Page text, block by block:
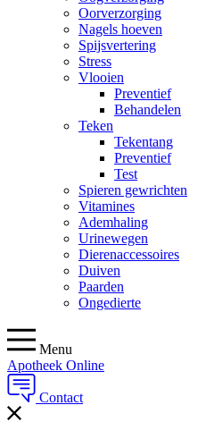
Oorverzorging
Nagels hoeven
Spijsvertering
Stress
Vlooien
Preventief
Behandelen
Teken
Tekentang
Preventief
Test
Spieren gewrichten
Vitamines
Ademhaling
Urinewegen
Dierenaccessoires
Duiven
Paarden
Ongedierte
Menu
Apotheek Online
Contact